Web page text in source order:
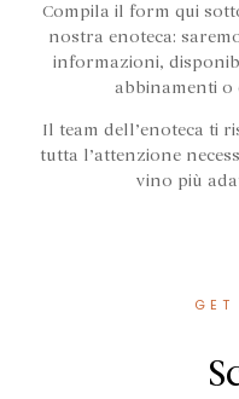
Compila il form qui
nostra enoteca:
informazioni,
abbinamenti o
Il team dell’enoteca ti
tutta l’attenzione
vino più